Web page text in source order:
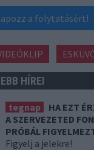
a folytatásért!
HÍREI
tegnap
HA EZT
A SZERVEZETED
PRÓBÁL
Figyelj a jelekre!